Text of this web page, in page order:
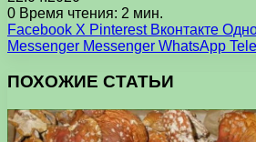
0 Время чтения: 2 мин.
Facebook X Pinterest Вконтакте
Messenger Messenger WhatsApp
ПОХОЖИЕ СТАТЬИ